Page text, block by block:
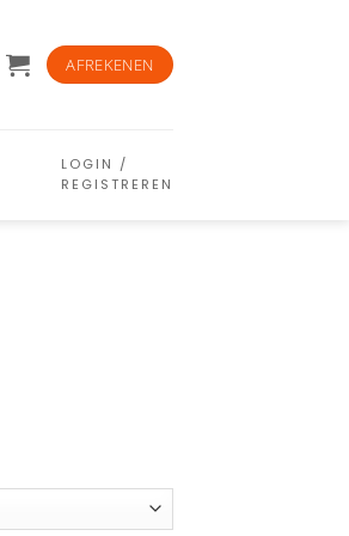
AFREKENEN
LOGIN /
REGISTREREN